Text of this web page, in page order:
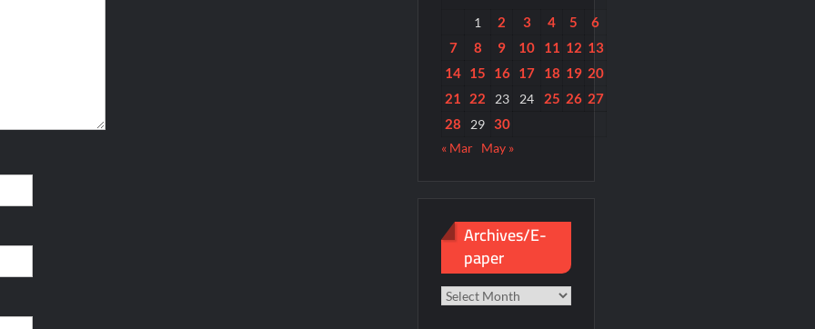
1
2 3 4 5
6
7
8 9 10 11 12 13
14 15 16 17 18 19 20
21
22 23 24 25 26 27
28
29 30
« Mar May »
Archives/E-
paper
Archives/E-